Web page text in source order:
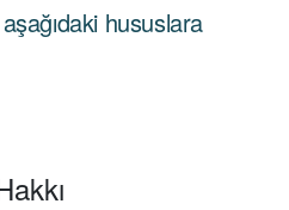
hususlara